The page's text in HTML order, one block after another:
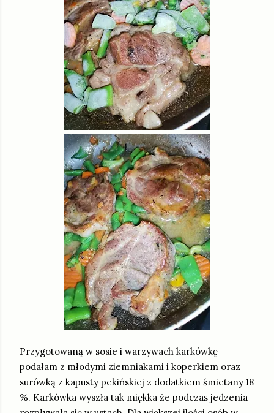
Przygotowaną w sosie i warzywach karkówkę
podałam z młodymi ziemniakami i koperkiem oraz
surówką z kapusty pekińskiej z dodatkiem śmietany 18
%. Karkówka wyszła tak miękka że podczas jedzenia